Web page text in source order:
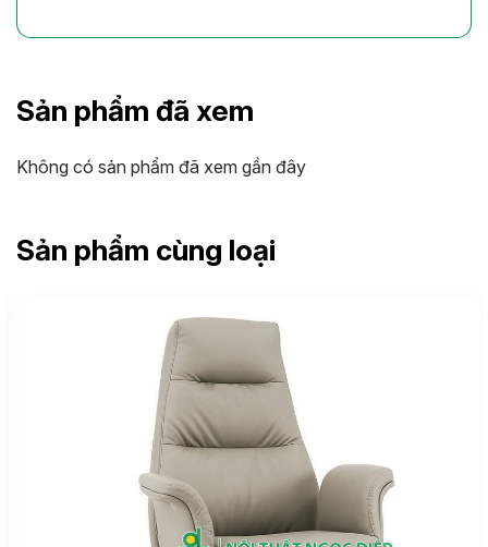
Sản phẩm đã xem
Không có sản phẩm đã xem gần đây
Sản phẩm cùng loại